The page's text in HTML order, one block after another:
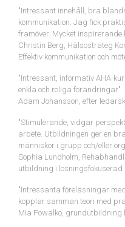
"Intressant innehåll, bra
kommunikation. Jag fick
framöver. Mycket inspirerande
Christin Berg, Hälsostrateg
Effektiv kommunikation och
"Intressant, informativ AHA-
enkla och roliga förändringar"
Adam Johansson, efter
"Stimulerande, vidgar
arbete. Utbildningen ger en
människor i grupp och/eller
Sophia Lundholm,
utbildning i lösningsfokuserad
"Intressanta föreläsningar
kopplar samman teori med
Mia Powalko, grundutbildning